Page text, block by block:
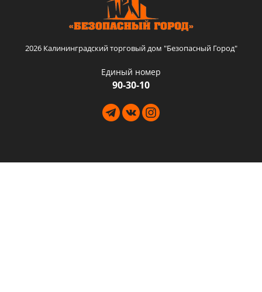
2026 Калининградский торговый дом "Безопасный Город"
Единый номер
90-30-10